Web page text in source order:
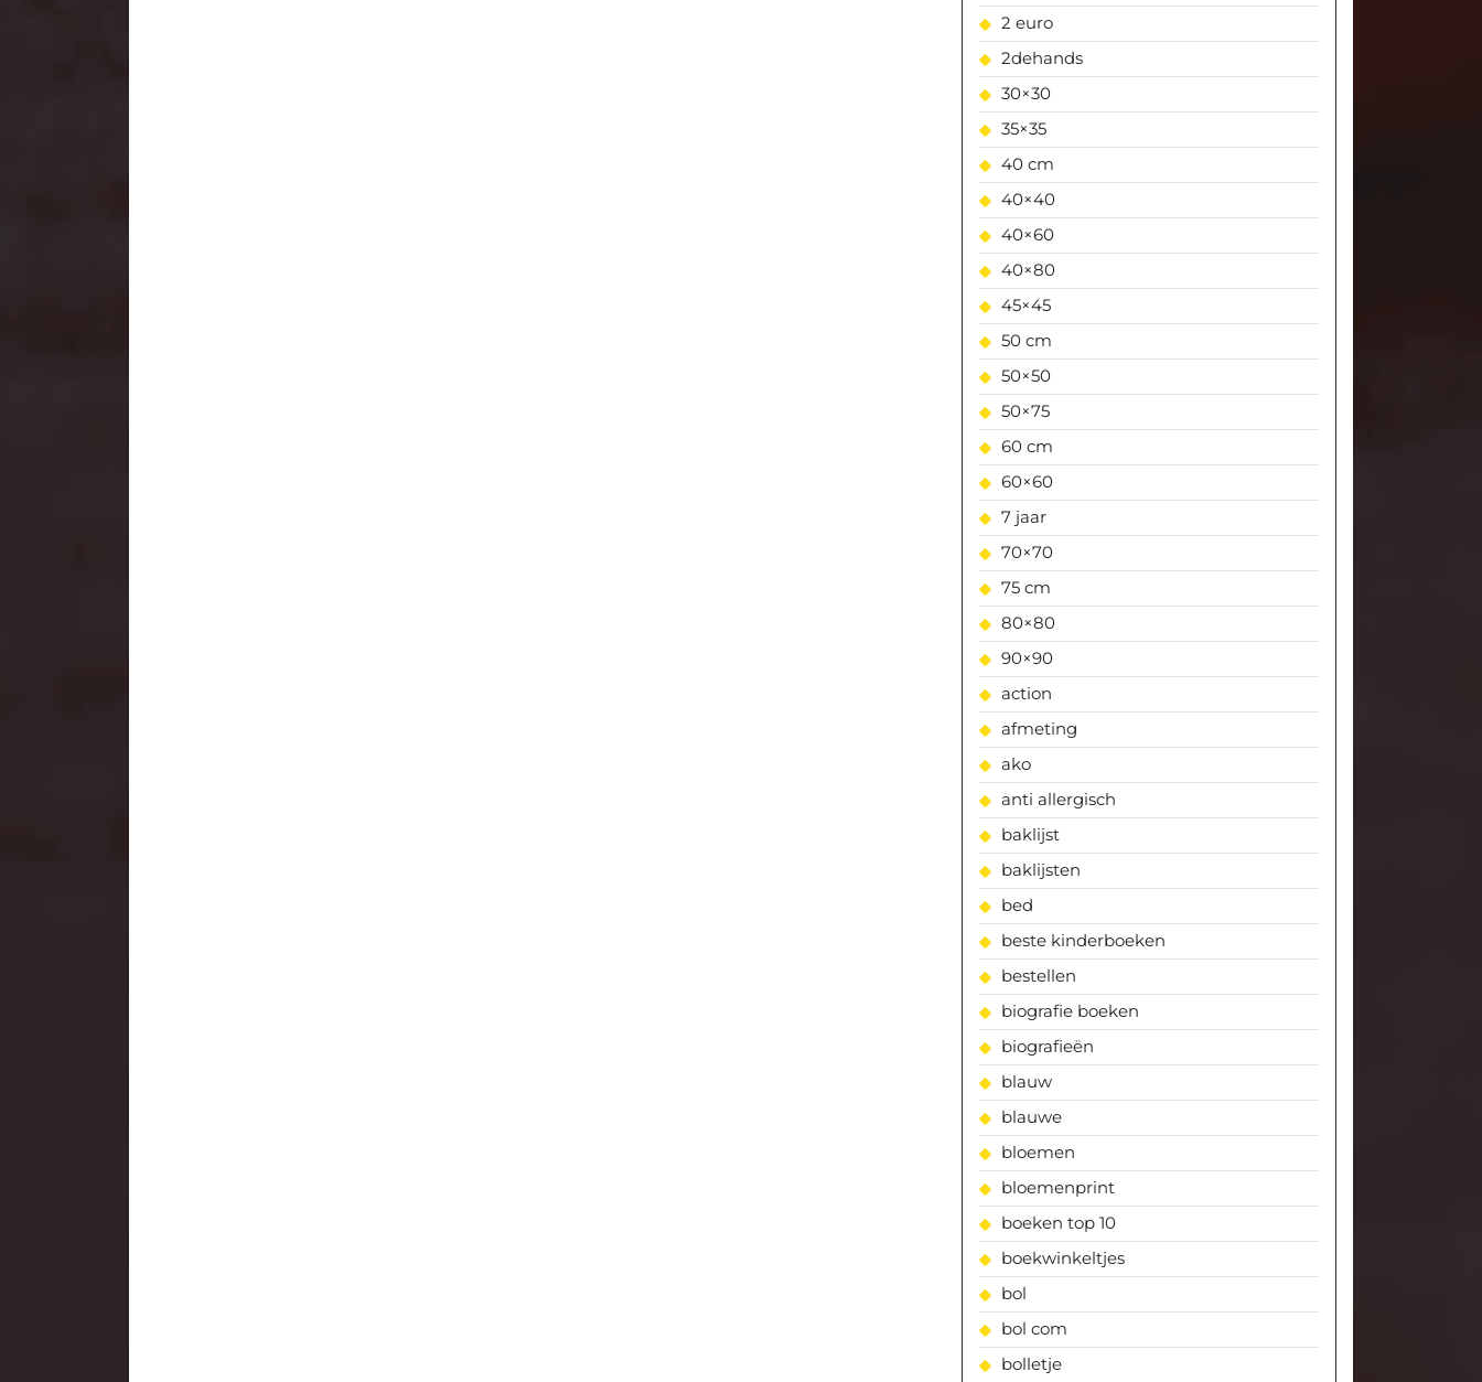
2 euro
2dehands
30×30
35×35
40 cm
40×40
40×60
40×80
45×45
50 cm
50×50
50×75
60 cm
60×60
7 jaar
70×70
75 cm
80×80
90×90
action
afmeting
ako
anti allergisch
baklijst
baklijsten
bed
beste kinderboeken
bestellen
biografie boeken
biografieën
blauw
blauwe
bloemen
bloemenprint
boeken top 10
boekwinkeltjes
bol
bol com
bolletje